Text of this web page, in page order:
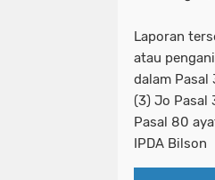
Laporan
atau
dalam Pasal
(3) Jo Pasal
Pasal 80
IPDA Bilson